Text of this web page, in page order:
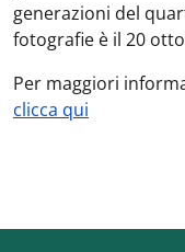
generazioni del
fotografie è il 20
Per maggiori
clicca qui